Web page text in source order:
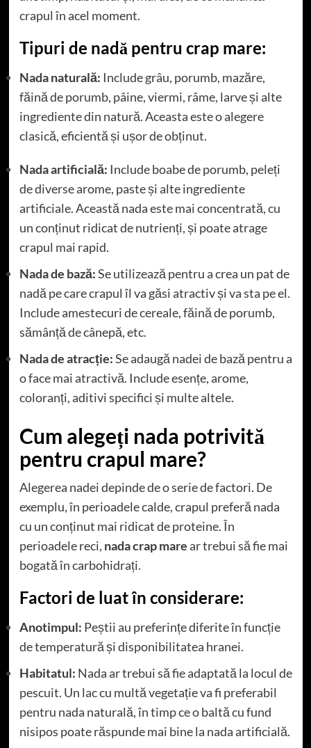
crapul în acel moment.
Tipuri de nadă pentru crap mare:
Nada naturală: Include grâu, porumb, mazăre,
făină de porumb, pâine, viermi, râme, larve și alte
ingrediente din natură. Aceasta este o alegere
clasică, eficientă și ușor de obținut.
Nada artificială: Include boabe de porumb, peleți
de diverse arome, paste și alte ingrediente
artificiale. Această nada este mai concentrată, cu
un conținut ridicat de nutrienți, și poate atrage
crapul mai rapid.
Nada de bază:Se utilizează pentru a crea un pat de
nadă pe care crapul îl va găsi atractiv și va sta pe el.
Include amestecuri de cereale, făină de porumb,
sămânță de cânepă, etc.
Nada de atracție:Se adaugă nadei de bază pentru a
o face mai atractivă. Include esențe, arome,
coloranți, aditivi specifici și multe altele.
Cum alegeți nada potrivită
pentru crapul mare?
Alegerea nadei depinde de o serie de factori. De
exemplu, în perioadele calde, crapul preferă nada
cu un conținut mai ridicat de proteine. În
perioadele reci, nada crap marear trebui să fie mai
bogată în carbohidrați.
Factori de luat în considerare:
Anotimpul: Peștii au preferințe diferite în funcție
de temperatură și disponibilitatea hranei.
Habitatul: Nada ar trebui să fie adaptată la locul de
pescuit. Un lac cu multă vegetație va fi preferabil
pentru nada naturală, în timp ce o baltă cu fund
nisipos poate răspunde mai bine la nada artificială.